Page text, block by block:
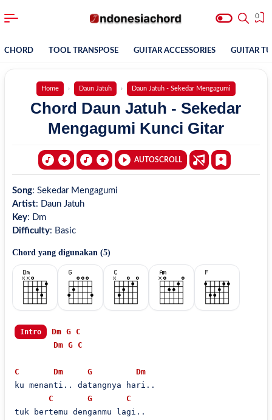
0
CHORD TOOL TRANSPOSE GUITAR ACCESSORIES GUITAR
Home Daun Jatuh Daun Jatuh - Sekedar Mengagumi
Chord Daun Jatuh - Sekedar
Mengagumi Kunci Gitar
AUTOSCROLL
Song: Sekedar Mengagumi
Artist: Daun Jatuh
Key: Dm
Difficulty: Basic
Chord yang digunakan (5)
Intro Dm G
C
Dm G C
C Dm G
Dm
ku menanti.. datangnya hari..
C
G
C
tuk bertemu denganmu lagi..